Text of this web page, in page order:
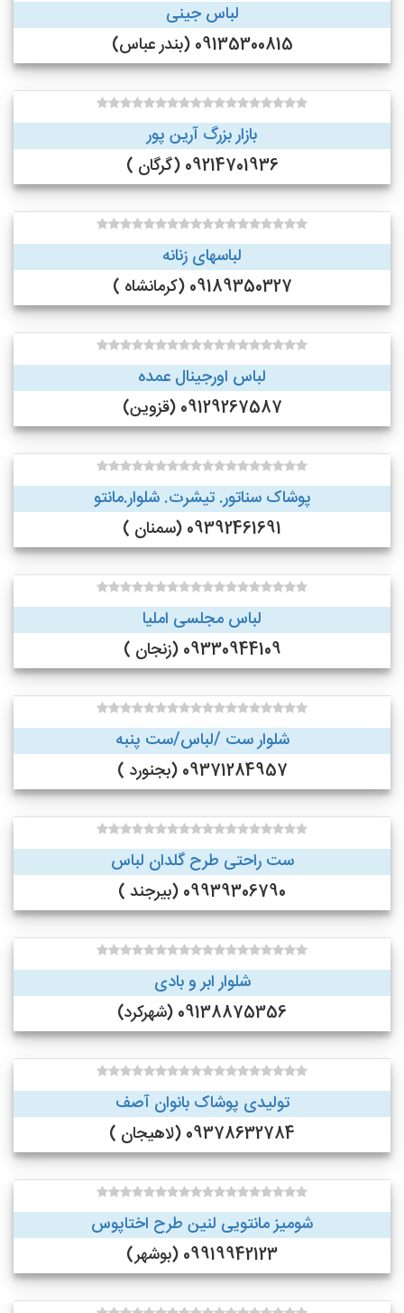
لباس جینی
09135300815 (بندر عباس)
بازار بزرگ آرین پور
09214701936 (گرگان )
لباسهای زنانه
09189350327 (کرمانشاه )
لباس اورجینال عمده
09129267587 (قزوین)
پوشاک سناتور. تیشرت. شلوار.مانتو
09392461691 (سمنان )
لباس مجلسی املیا
09330944109 (زنجان )
شلوار ست /لباس/ست پنبه
09371284957 (بجنورد )
ست راحتی طرح گلدان لباس
09939306790 (بیرجند )
شلوار ابر و بادی
09138875356 (شهرکرد)
تولیدی پوشاک بانوان آصف
09378632784 (لاهیجان )
شومیز مانتویی لنین طرح اختاپوس
09919942123 (بوشهر)